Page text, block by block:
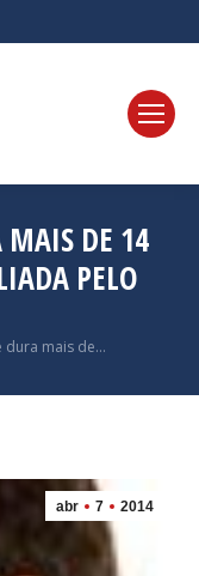
MAIS DE 14
PELO
dura mais de…
abr 7 2014